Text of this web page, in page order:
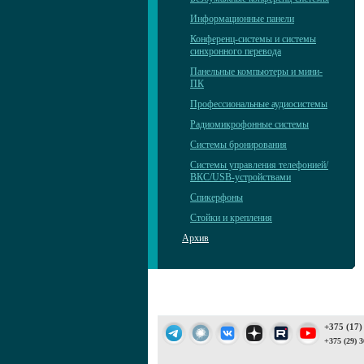
Информационные панели
Конференц-системы и системы
синхронного перевода
Панельные компьютеры и мини-
ПК
Профессиональные аудиосистемы
Радиомикрофонные системы
Системы бронирования
Системы управления телефонией/
ВКС/USB-устройствами
Спикерфоны
Стойки и крепления
Архив
+375
+375 (29)